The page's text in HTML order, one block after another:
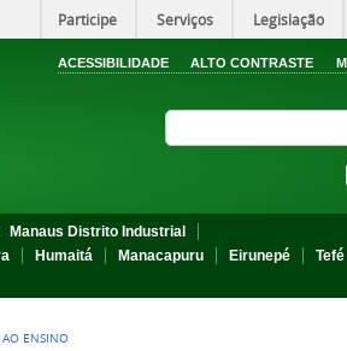
Participe Serviços Legislação
ACESSIBILIDADE ALTO CONTRASTE
Manaus Distrito Industrial
Humaitá Manacapuru Eirunepé Tefé
AO ENSINO